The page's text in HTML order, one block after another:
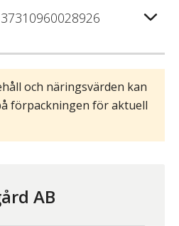
37310960028926
och näringsvärden kan
förpackningen för aktuell
AB